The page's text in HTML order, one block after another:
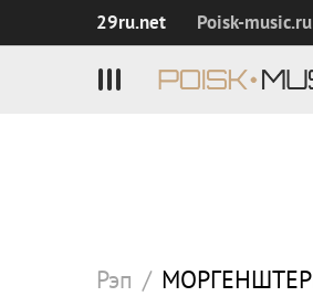
29ru.net Poisk‑music.ru
Рэп /